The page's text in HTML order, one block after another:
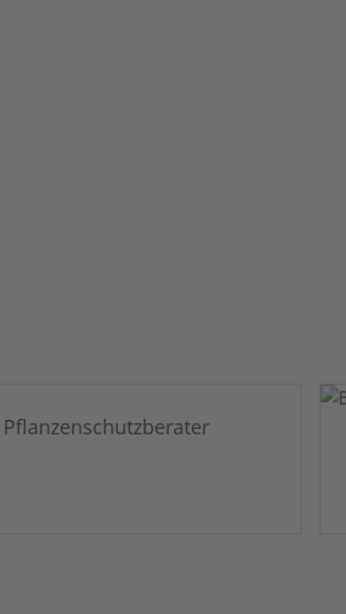
Pflanzenschutzberater